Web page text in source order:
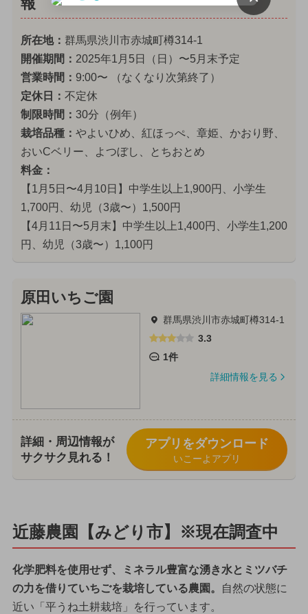
報
所在地： 群馬県渋川市赤城町樽314-1
開催期間： 2025年1月5日（日）〜5月末予定
営業時間： 9:00〜 （なくなり次第終了）
定休日： 不定休
制限時間： 30分（例年）
栽培品種： やよいひめ、紅ほっぺ、章姫、かおり野、
おいCベリー、よつぼし、とちおとめ
料金：
【1月5日〜4月10日】中学生以上1,900円、小学生
1,700円、幼児（3歳〜）1,500円
【4月11日〜5月末】中学生以上1,400円、小学生1,200
円、幼児（3歳〜）1,100円
原田いちご園
群馬県渋川市赤城町樽314-1
3.3
1件
詳細情報を見る
詳細・周辺情報が
サクサク見れる！
アプリをダウンロード
いこーよアプリ
近藤農園【みどり市】※現在調査中
化学肥料を使用せず、ミネラル豊富な湧き水とミツバチ
の力を借りていちごを栽培している農園。
自然の状態に
近い「平うね土耕栽培」を行っています。